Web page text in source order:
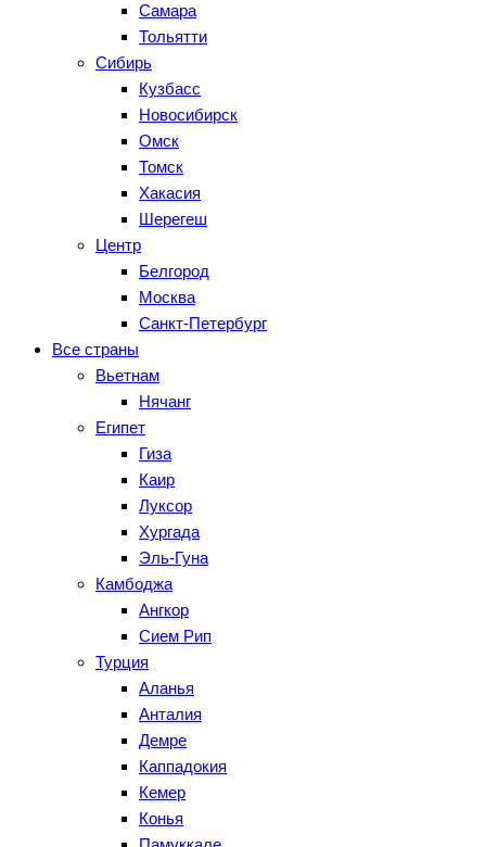
Самара
Тольятти
Сибирь
Кузбасс
Новосибирск
Омск
Томск
Хакасия
Шерегеш
Центр
Белгород
Москва
Санкт-Петербург
Все страны
Вьетнам
Нячанг
Египет
Гиза
Каир
Луксор
Хургада
Эль-Гуна
Камбоджа
Ангкор
Сием Рип
Турция
Аланья
Анталия
Демре
Каппадокия
Кемер
Конья